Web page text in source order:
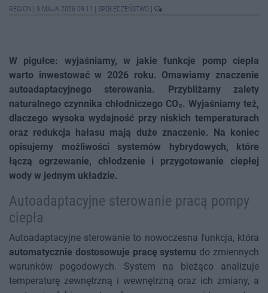
REGION 9 MAJA 2026 09:11 SPOŁECZEŃSTWO
W pigułce: wyjaśniamy, w jakie funkcje pomp ciepła
warto inwestować w 2026 roku. Omawiamy znaczenie
autoadaptacyjnego sterowania. Przybliżamy zalety
naturalnego czynnika chłodniczego CO₂. Wyjaśniamy też,
dlaczego wysoka wydajność przy niskich temperaturach
oraz redukcja hałasu mają duże znaczenie. Na koniec
opisujemy możliwości systemów hybrydowych, które
łączą ogrzewanie, chłodzenie i przygotowanie ciepłej
wody w jednym układzie.
Autoadaptacyjne sterowanie pracą pompy
ciepła
Autoadaptacyjne sterowanie to nowoczesna funkcja, która
automatycznie dostosowuje pracę systemu do zmiennych
warunków pogodowych. System na bieżąco analizuje
temperaturę zewnętrzną i wewnętrzną oraz ich zmiany, a